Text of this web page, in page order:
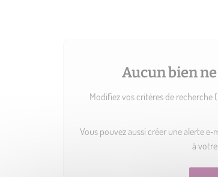
Aucun bien
Modifiez vos critères de
Vous pouvez aussi créer une alerte
à